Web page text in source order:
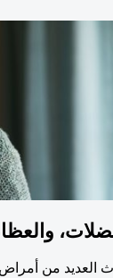
العديد من